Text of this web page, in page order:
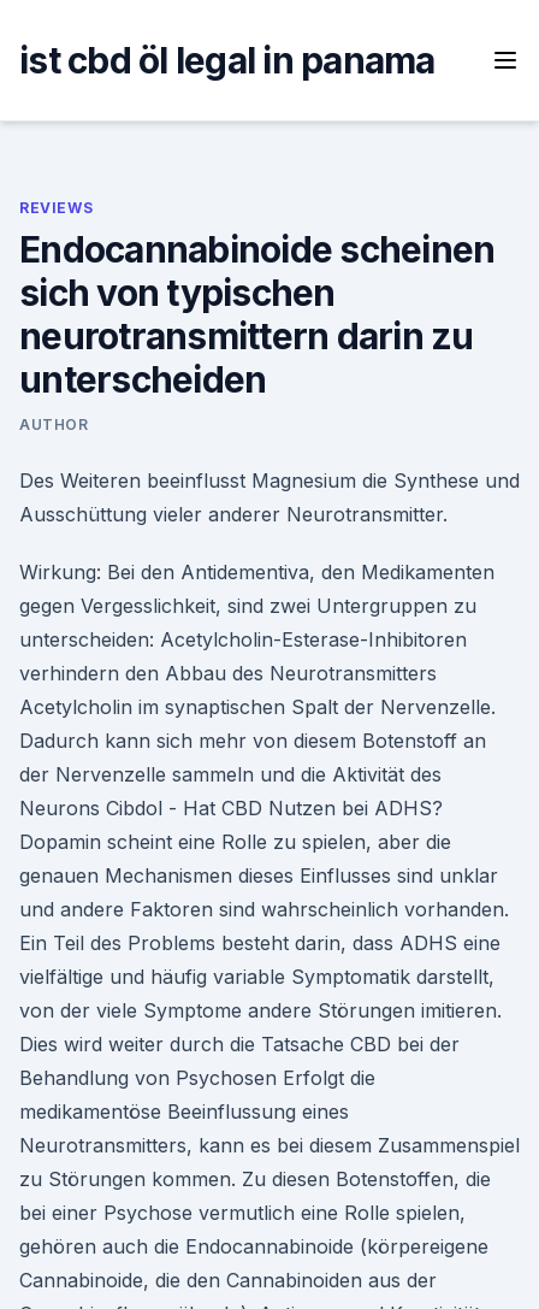
content
ist cbd öl legal in panama
REVIEWS
Endocannabinoide scheinen
sich von typischen
neurotransmittern darin zu
unterscheiden
AUTHOR
Des Weiteren beeinflusst Magnesium die Synthese und
Ausschüttung vieler anderer Neurotransmitter.
Wirkung: Bei den Antidementiva, den Medikamenten
gegen Vergesslichkeit, sind zwei Untergruppen zu
unterscheiden: Acetylcholin-Esterase-Inhibitoren
verhindern den Abbau des Neurotransmitters
Acetylcholin im synaptischen Spalt der Nervenzelle.
Dadurch kann sich mehr von diesem Botenstoff an
der Nervenzelle sammeln und die Aktivität des
Neurons Cibdol - Hat CBD Nutzen bei ADHS?
Dopamin scheint eine Rolle zu spielen, aber die
genauen Mechanismen dieses Einflusses sind unklar
und andere Faktoren sind wahrscheinlich vorhanden.
Ein Teil des Problems besteht darin, dass ADHS eine
vielfältige und häufig variable Symptomatik darstellt,
von der viele Symptome andere Störungen imitieren.
Dies wird weiter durch die Tatsache CBD bei der
Behandlung von Psychosen Erfolgt die
medikamentöse Beeinflussung eines
Neurotransmitters, kann es bei diesem Zusammenspiel
zu Störungen kommen. Zu diesen Botenstoffen, die
bei einer Psychose vermutlich eine Rolle spielen,
gehören auch die Endocannabinoide (körpereigene
Cannabinoide, die den Cannabinoiden aus der